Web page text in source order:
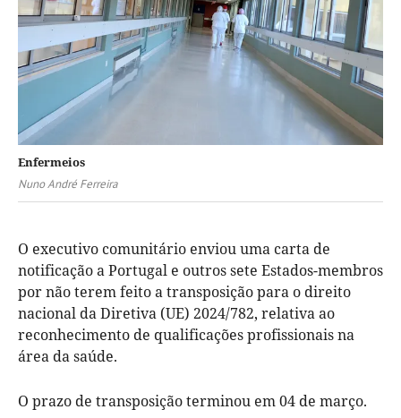
Enfermeios
Nuno André Ferreira
O executivo comunitário enviou uma carta de
notificação a Portugal e outros sete Estados-membros
por não terem feito a transposição para o direito
nacional da Diretiva (UE) 2024/782, relativa ao
reconhecimento de qualificações profissionais na
área da saúde.
O prazo de transposição terminou em 04 de março.